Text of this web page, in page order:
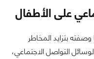
على الأطفال
بتزايد المخاطر
التواصل الاجتماعي،